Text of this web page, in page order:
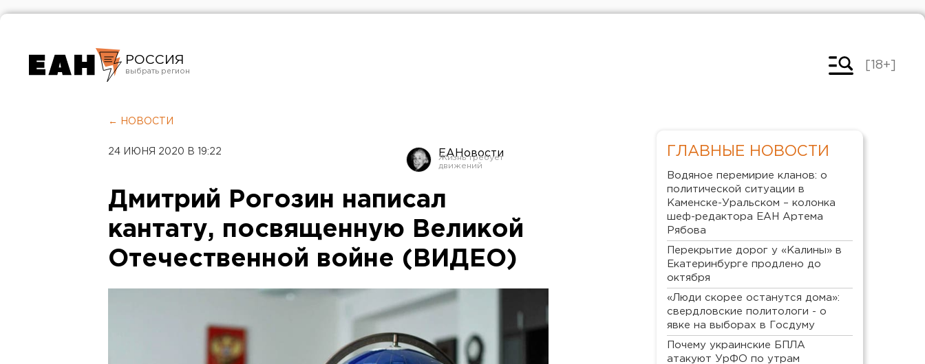
РОССИЯ
Челябинск
[18+]
← НОВОСТИ
24 ИЮНЯ 2020 В 19:22 ЕАНовости
Дмитрий Рогозин написал
кантату, посвященную Великой
Отечественной войне (ВИДЕО)
ГЛАВНЫЕ НОВОСТИ
Водяное перемирие кланов: о
политической ситуации в
Каменске-Уральском – колонка
шеф-редактора ЕАН Артема
Рябова
Перекрытие дорог у «Калины» в
Екатеринбурге продлено до
октября
«Люди скорее останутся дома»:
свердловские политологи - о
явке на выборах в Госдуму
Почему украинские БПЛА
атакуют УрФО по утрам